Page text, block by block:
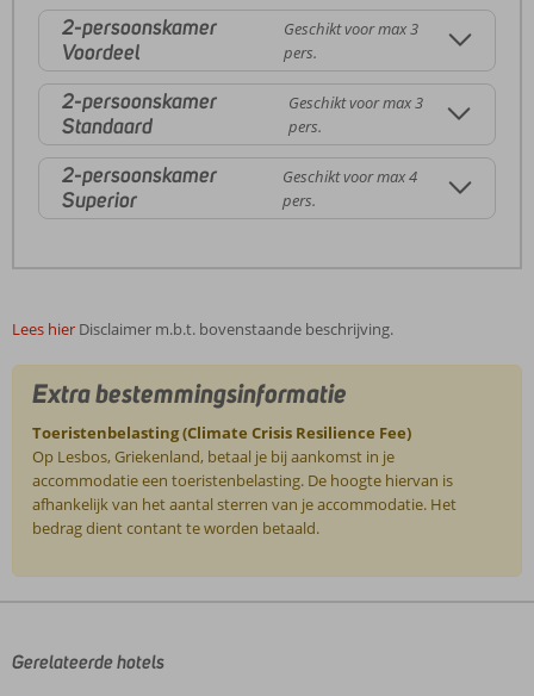
2-persoonskamer
Voordeel
Geschikt voor max 3
pers.
2-persoonskamer
Standaard
Geschikt voor max 3
pers.
2-persoonskamer
Superior
Geschikt voor max 4
pers.
Lees hier Disclaimer m.b.t. bovenstaande beschrijving.
Extra bestemmingsinformatie
Toeristenbelasting (Climate Crisis Resilience Fee)
Op Lesbos, Griekenland, betaal je bij aankomst in je
accommodatie een toeristenbelasting. De hoogte hiervan is
afhankelijk van het aantal sterren van je accommodatie. Het
bedrag dient contant te worden betaald.
door
Gerelateerde hotels